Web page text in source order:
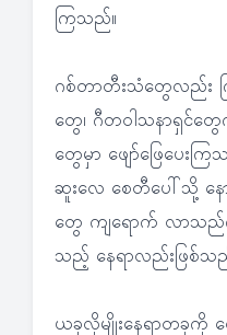
ကြသည်။
ဂစ်တာတီးသံတွေလည်း
တွေ၊ ဂီတဝါသနာရှင်တွေ
တွေမှာ ဖျော်ဖြေပေးက
ဆူးလေ စေတီပေါ်သို့ နေ
တွေ ကျရောက် လာသည်ကိုရှ
သည့် နေရာလည်းဖြစ်သ
ယခုလိုမျိုးနေရာတခုကို စ